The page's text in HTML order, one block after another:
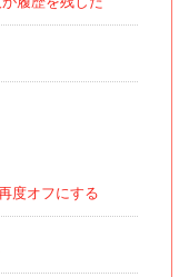
度オフにする